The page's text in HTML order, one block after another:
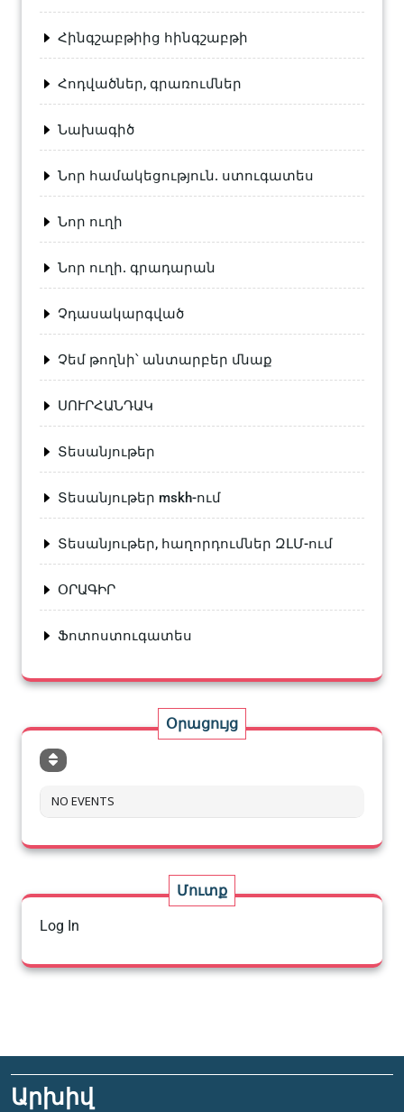
Հինգշաբթիից հինգշաբթի
Հոդվածներ, գրառումներ
Նախագիծ
Նոր համակեցություն. ստուգատես
Նոր ուղի
Նոր ուղի. գրադարան
Չդասակարգված
Չեմ թողնի՝ անտարբեր մնաք
ՍՈՒՐՀԱՆԴԱԿ
Տեսանյութեր
Տեսանյութեր mskh-ում
Տեսանյութեր, հաղորդումներ ԶԼՄ-ում
ՕՐԱԳԻՐ
Ֆոտոստուգատես
Օրացույց
NO EVENTS
Մուտք
Log In
Արխիվ